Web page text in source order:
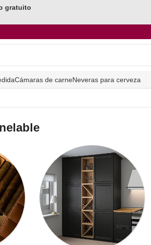
gratuito
Cámaras de carneNeveras para cerveza